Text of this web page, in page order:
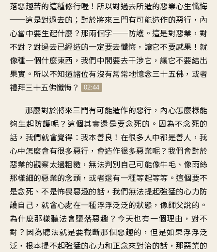
落惡趣苦的這種修行喔！所以對過去所造的惡業心生懺悔
──這是對過去的；對於將來三門有可能造作的惡行，內
心當中要生起什麼？那兩個字──防護。這是對惡業，對
不對？對過去已經造的一定要去懺悔，讓它不要感果！就
像種一個什麼東西，我們中間要去干涉它，讓它不要結出
果實。所以不知道諸位有沒有常常地憶念三十五佛，或者
禮拜三十五佛懺悔？
02:44
那麼對於將來三門有可能造作的惡行，內心怎麼樣能
夠生起防護呢？這個其實還是要念死的。因為不念死的
話，我們就會覺得：我本善良！在很多人中都是善人，我
心中怎麼會有很多惡行，會造作很多惡業呢？我們會對於
惡業的觀察太過粗糙，無法判別自己可能像牛毛、像雨絲
那樣細的惡業的念頭，或者還有一種等起等等。這個要不
是念死、不是怖畏惡趣的話，我們無法提起強猛的心力防
護自己，就會心處在一種浮浮泛泛的狀態，像師父說的。
為什麼那樣聽法會墮落惡趣？今天也有一個理由，對不
對？因為聽法就是要截斷那個惡趣的，但是如果浮浮泛
泛，根本提不起強猛的心力和正念來對治的話，那惡業的